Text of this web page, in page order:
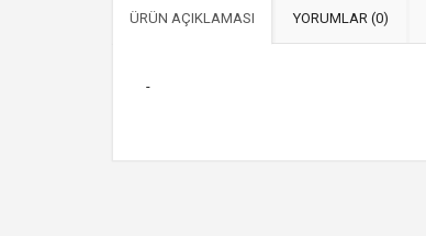
ÜRÜN AÇIKLAMASI YORUMLAR (0)
-